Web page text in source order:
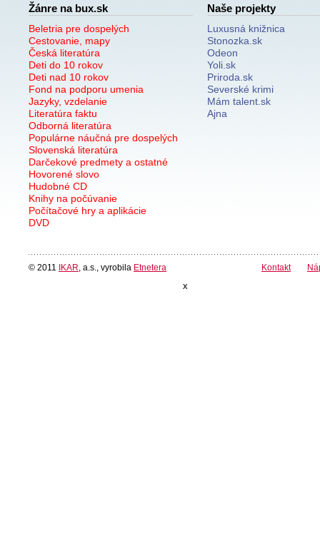
Žánre na bux.sk
Beletria pre dospelých
Cestovanie, mapy
Česká literatúra
Deti do 10 rokov
Deti nad 10 rokov
Fond na podporu umenia
Jazyky, vzdelanie
Literatúra faktu
Odborná literatúra
Populárne náučná pre dospelých
Slovenská literatúra
Darčekové predmety a ostatné
Hovorené slovo
Hudobné CD
Knihy na počúvanie
Počítačové hry a aplikácie
DVD
Naše projekty
Luxusná knižnica
Stonozka.sk
Odeon
Yoli.sk
Priroda.sk
Severské krimi
Mám talent.sk
Ajna
© 2011 IKAR , a.s., vyrobila Etnetera Kontakt
x